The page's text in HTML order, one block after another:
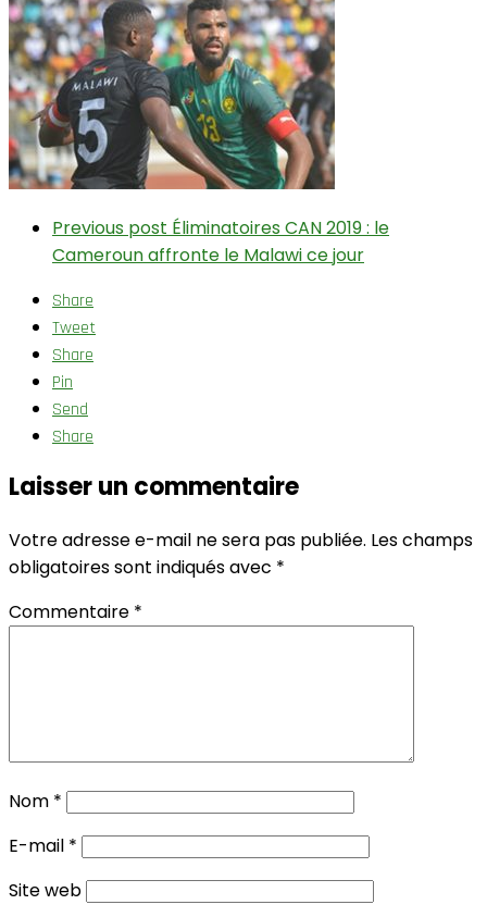
Previous post Éliminatoires CAN 2019 : le
Cameroun affronte le Malawi ce jour
Share
Tweet
Share
Pin
Send
Share
Laisser un commentaire
Votre adresse e-mail ne sera pas publiée. Les champs
obligatoires sont indiqués avec *
Commentaire *
Nom *
E-mail *
Site web